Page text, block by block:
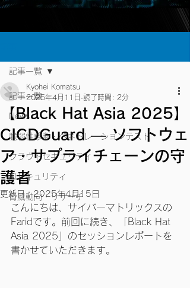
記事一覧
News
脆弱性診断・ペネトレーションテスト
クラウドセキュリティ
AIセキュリティ
脅威動向・リサーチ
記事一覧
【Black Hat Asia 2025】
CICDGuard ― ソフトウェ
ア・サプライチェーンの守
護者
Kyohei Komatsu
2025年4月11日 読了時間: 2分
更新日：2025年4月15日
こんにちは、サイバーマトリックスの
Faridです。前回に続き、「Black Hat
Asia 2025」のセッションレポートを
書かせていただきます。